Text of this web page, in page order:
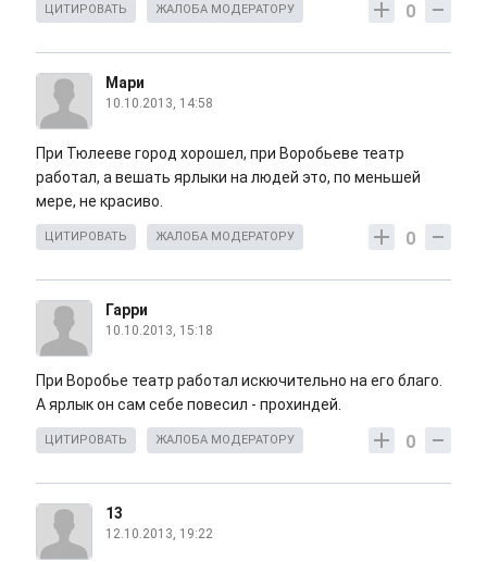
0
ЦИТИРОВАТЬ ЖАЛОБА МОДЕРАТОРУ
Мари
10.10.2013, 14:58
При Тюлееве город хорошел, при Воробьеве театр
работал, а вешать ярлыки на людей это, по меньшей
мере, не красиво.
0
ЦИТИРОВАТЬ ЖАЛОБА МОДЕРАТОРУ
Гарри
10.10.2013, 15:18
При Воробье театр работал искючительно на его благо.
А ярлык он сам себе повесил - прохиндей.
0
ЦИТИРОВАТЬ ЖАЛОБА МОДЕРАТОРУ
13
12.10.2013, 19:22